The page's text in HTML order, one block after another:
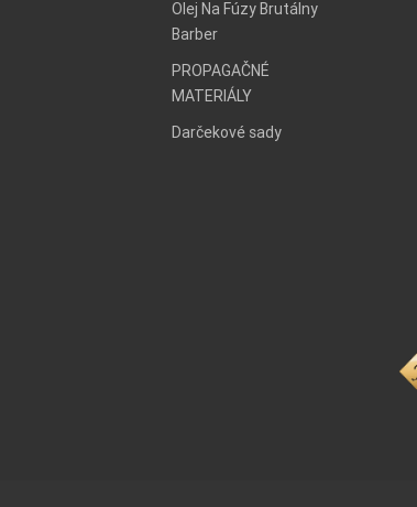
Olej Na Fúzy Brutálny
Barber
PROPAGAČNÉ
MATERIÁLY
Darčekové sady